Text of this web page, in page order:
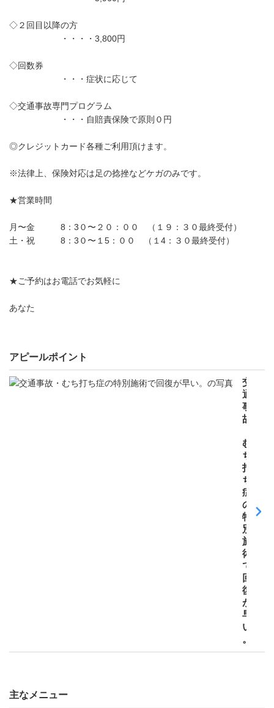
◇２回目以降の方
・・・・3,800円
◇回数券
・・・症状に応じて
◇交通事故専門プログラム
・・・自賠責保険で原則０円
◎クレジットカード各種ご利用頂けます。
※法律上、保険対応は足の捻挫などケガのみです。
★営業時間
月〜金 8：3０〜２０：００ （１９：３０最終受付）
土・祝 8：3０〜１5：００ （１4：３０最終受付）
★ご予約はお電話でお気軽に
あなた
アピールポイント
交
通
事
故
む
ち
打
ち
症
の
特
別
施
術
で
回
復
が
早
い
。
主なメニュー